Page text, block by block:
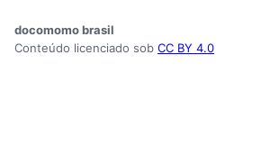
docomomo brasil
Conteúdo licenciado sob CC BY 4.0